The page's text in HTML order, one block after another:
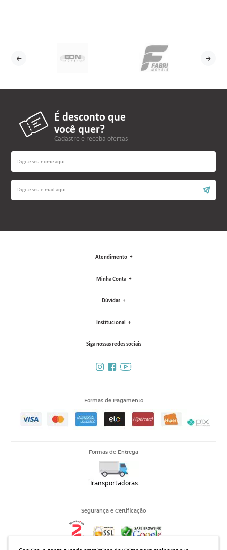
É desconto que
você quer?
Cadastre e receba ofertas
Atendimento
Minha Conta
Dúvidas
Institucional
Siga nossas redes sociais
Formas de Pagamento
Formas de Entrega
Segurança e Certificação